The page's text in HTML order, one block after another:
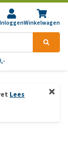
InloggenWinkelwagen
Lees